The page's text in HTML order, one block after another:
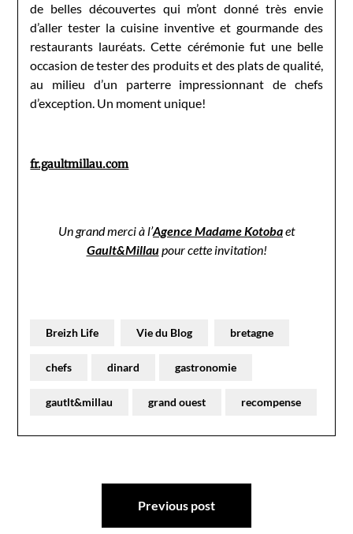
de belles découvertes qui m’ont donné très envie
d’aller tester la cuisine inventive et gourmande des
restaurants lauréats. Cette cérémonie fut une belle
occasion de tester des produits et des plats de qualité,
au milieu d’un parterre impressionnant de chefs
d’exception. Un moment unique!
fr.gaultmillau.com
Un grand merci à l’Agence Madame Kotobaet
Gault&Millaupour cette invitation!
Breizh Life Vie du Blog bretagne
chefs dinard gastronomie
gautlt&millau grand ouest recompense
Navigation
Previous post